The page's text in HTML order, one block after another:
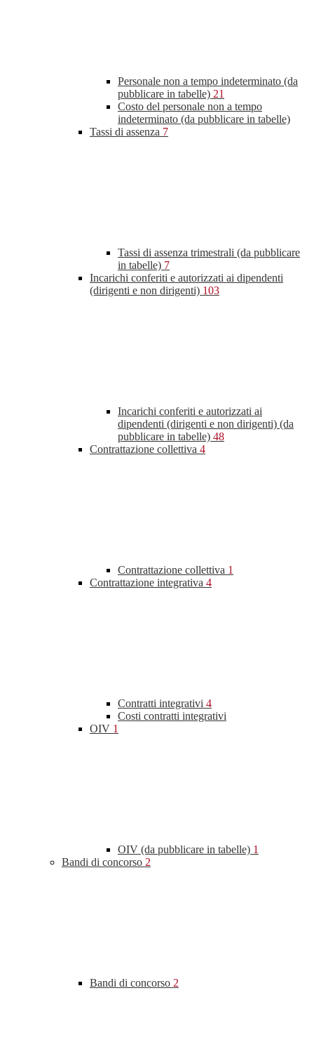
Personale non a tempo indeterminato (da
pubblicare in tabelle) 21
Costo del personale non a tempo
indeterminato (da pubblicare in tabelle)
Tassi di assenza 7
Tassi di assenza trimestrali (da pubblicare
in tabelle) 7
Incarichi conferiti e autorizzati ai dipendenti
(dirigenti e non dirigenti) 103
Incarichi conferiti e autorizzati ai
dipendenti (dirigenti e non dirigenti) (da
pubblicare in tabelle) 48
Contrattazione collettiva 4
Contrattazione collettiva 1
Contrattazione integrativa 4
Contratti integrativi 4
Costi contratti integrativi
OIV 1
OIV (da pubblicare in tabelle) 1
Bandi di concorso 2
Bandi di concorso 2